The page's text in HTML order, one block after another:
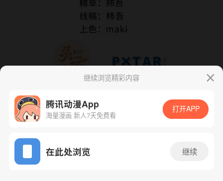
App免费看
继续浏览精彩内容
腾讯动漫App
海量漫画 新人7天免费看
打开APP
在此处浏览 继续